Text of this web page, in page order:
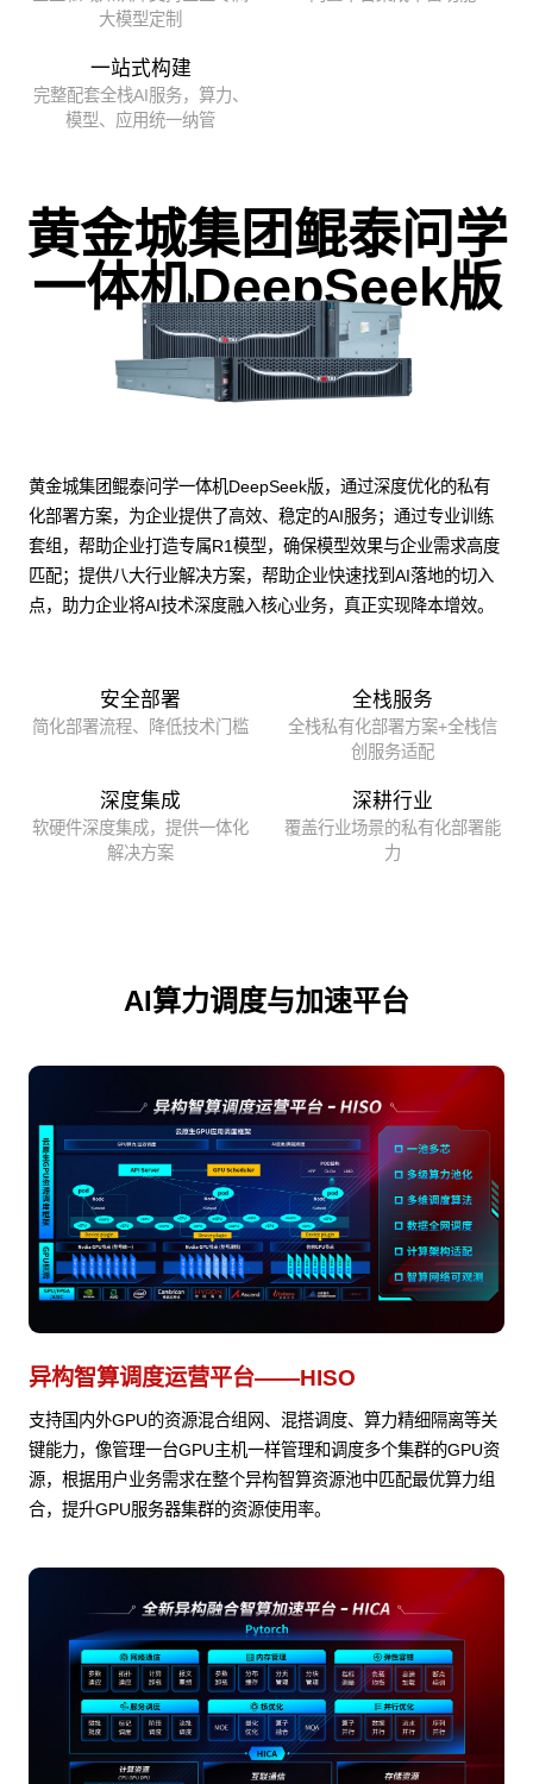
大模型定制
一站式构建
完整配套全栈AI服务，算力、
模型、应用统一纳管
黄金城集团鲲泰问学
一体机DeepSeek版
黄金城集团鲲泰问学一体机DeepSeek版，通过深度优化的私有
化部署方案，为企业提供了高效、稳定的AI服务；通过专业训练
套组，帮助企业打造专属R1模型，确保模型效果与企业需求高度
匹配；提供八大行业解决方案，帮助企业快速找到AI落地的切入
点，助力企业将AI技术深度融入核心业务，真正实现降本增效。
安全部署
简化部署流程、降低技术门槛
全栈服务
全栈私有化部署方案+全栈信
创服务适配
深度集成
软硬件深度集成，提供一体化
解决方案
深耕行业
覆盖行业场景的私有化部署能
力
AI算力调度与加速平台
异构智算调度运营平台——HISO
支持国内外GPU的资源混合组网、混搭调度、算力精细隔离等关
键能力，像管理一台GPU主机一样管理和调度多个集群的GPU资
源，根据用户业务需求在整个异构智算资源池中匹配最优算力组
合，提升GPU服务器集群的资源使用率。